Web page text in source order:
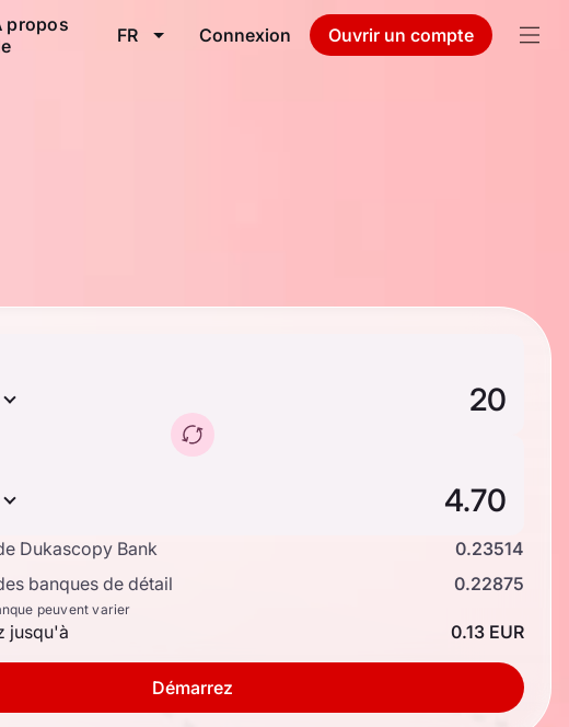
propos
FR Connexion Ouvrir un compte
Dukascopy Bank
0.23514
banques de détail
0.22875
peuvent varier
jusqu'à 0.13 EUR
Démarrez